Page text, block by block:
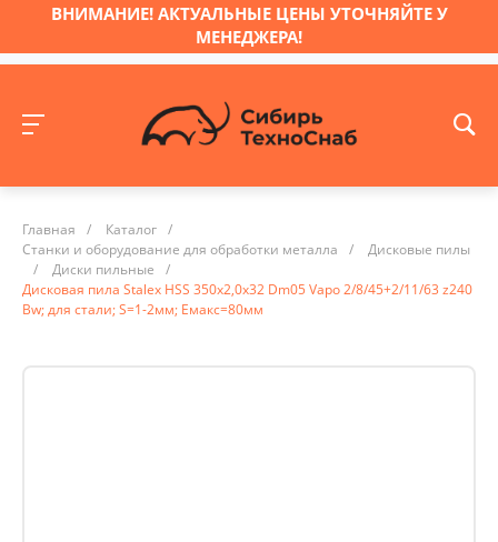
ВНИМАНИЕ! АКТУАЛЬНЫЕ ЦЕНЫ УТОЧНЯЙТЕ У
МЕНЕДЖЕРА!
Главная / Каталог /
Станки и оборудование для обработки металла
/
Дисковые пилы
/
Диски пильные
/
Дисковая пила Stalex HSS 350х2,0х32 Dm05 Vapo 2/8/45+2/11/63 z240
Bw; для стали; S=1-2мм; Емакс=80мм